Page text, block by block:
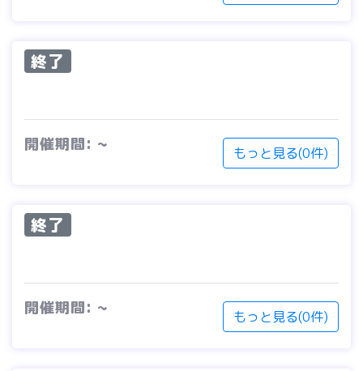
終了
開催期間: ~ もっと見る(0件)
終了
開催期間: ~ もっと見る(0件)